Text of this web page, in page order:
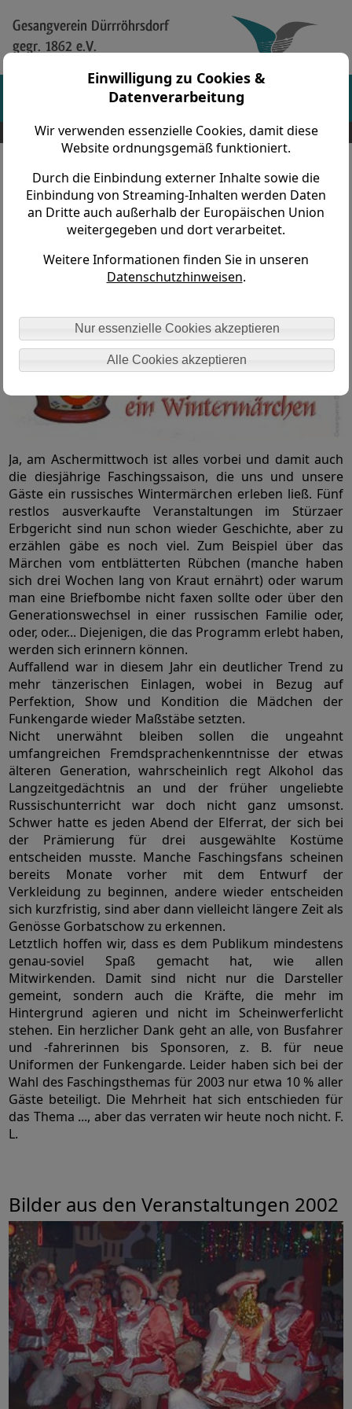
Einwilligung zu Cookies &
Datenverarbeitung
Wir verwenden essenzielle Cookies, damit diese
Website ordnungsgemäß funktioniert.
Durch die Einbindung externer Inhalte sowie die
Einbindung von Streaming-Inhalten werden Daten
an Dritte auch außerhalb der Europäischen Union
weitergegeben und dort verarbeitet.
Weitere Informationen finden Sie in unseren
Datenschutzhinweisen.
Nur essenzielle Cookies akzeptieren
Alle Cookies akzeptieren
Gesangverein Dürrröhrsdorf
gegr. 1862 e.V.
Gesangverein Dürrröhrsdorf gegr. 1862 e.V. > Chorfasching > Ab 2000 > 2002
Fünf tolle Nächte 2002
Ja, am Aschermittwoch ist alles vorbei und damit auch
die diesjährige Faschingssaison, die uns und unsere
Gäste ein russisches Wintermärchen erleben ließ. Fünf
restlos ausverkaufte Veranstaltungen im Stürzaer
Erbgericht sind nun schon wieder Geschichte, aber zu
erzählen gäbe es noch viel. Zum Beispiel über das
Märchen vom entblätterten Rübchen (manche haben
sich drei Wochen lang von Kraut ernährt) oder warum
man eine Briefbombe nicht faxen sollte oder über den
Generationswechsel in einer russischen Familie oder,
oder, oder... Diejenigen, die das Programm erlebt haben,
werden sich erinnern können.
Auffallend war in diesem Jahr ein deutlicher Trend zu
mehr tänzerischen Einlagen, wobei in Bezug auf
Perfektion, Show und Kondition die Mädchen der
Funkengarde wieder Maßstäbe setzten.
Nicht unerwähnt bleiben sollen die ungeahnt
umfangreichen Fremdsprachenkenntnisse der etwas
älteren Generation, wahrscheinlich regt Alkohol das
Langzeitgedächtnis an und der früher ungeliebte
Russischunterricht war doch nicht ganz umsonst.
Schwer hatte es jeden Abend der Elferrat, der sich bei
der Prämierung für drei ausgewählte Kostüme
entscheiden musste. Manche Faschingsfans scheinen
bereits Monate vorher mit dem Entwurf der
Verkleidung zu beginnen, andere wieder entscheiden
sich kurzfristig, sind aber dann vielleicht längere Zeit als
Genösse Gorbatschow zu erkennen.
Letztlich hoffen wir, dass es dem Publikum mindestens
genau-soviel Spaß gemacht hat, wie allen
Mitwirkenden. Damit sind nicht nur die Darsteller
gemeint, sondern auch die Kräfte, die mehr im
Hintergrund agieren und nicht im Scheinwerferlicht
stehen. Ein herzlicher Dank geht an alle, von Busfahrer
und -fahrerinnen bis Sponsoren, z. B. für neue
Uniformen der Funkengarde. Leider haben sich bei der
Wahl des Faschingsthemas für 2003 nur etwa 10 % aller
Gäste beteiligt. Die Mehrheit hat sich entschieden für
das Thema ..., aber das verraten wir heute noch nicht. F.
L.
Bilder aus den Veranstaltungen 2002